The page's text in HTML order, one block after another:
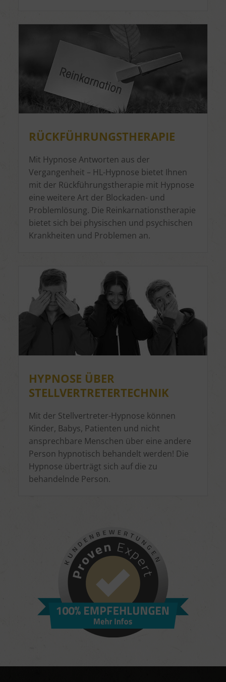
RÜCKFÜHRUNGSTHERAPIE
Mit Hypnose Antworten aus der
Vergangenheit – HL-Hypnose bietet Ihnen
mit der Rückführungstherapie mit Hypnose
eine weitere Art der Blockaden- und
Problemlösung. Die Reinkarnationstherapie
bietet sich bei physischen und psychischen
Krankheiten und Problemen an.
HYPNOSE ÜBER
STELLVERTRETERTECHNIK
Mit der Stellvertreter-Hypnose können
Kinder, Babys, Patienten und nicht
ansprechbare Menschen über eine andere
Person hypnotisch behandelt werden! Die
Hypnose überträgt sich auf die zu
behandelnde Person.